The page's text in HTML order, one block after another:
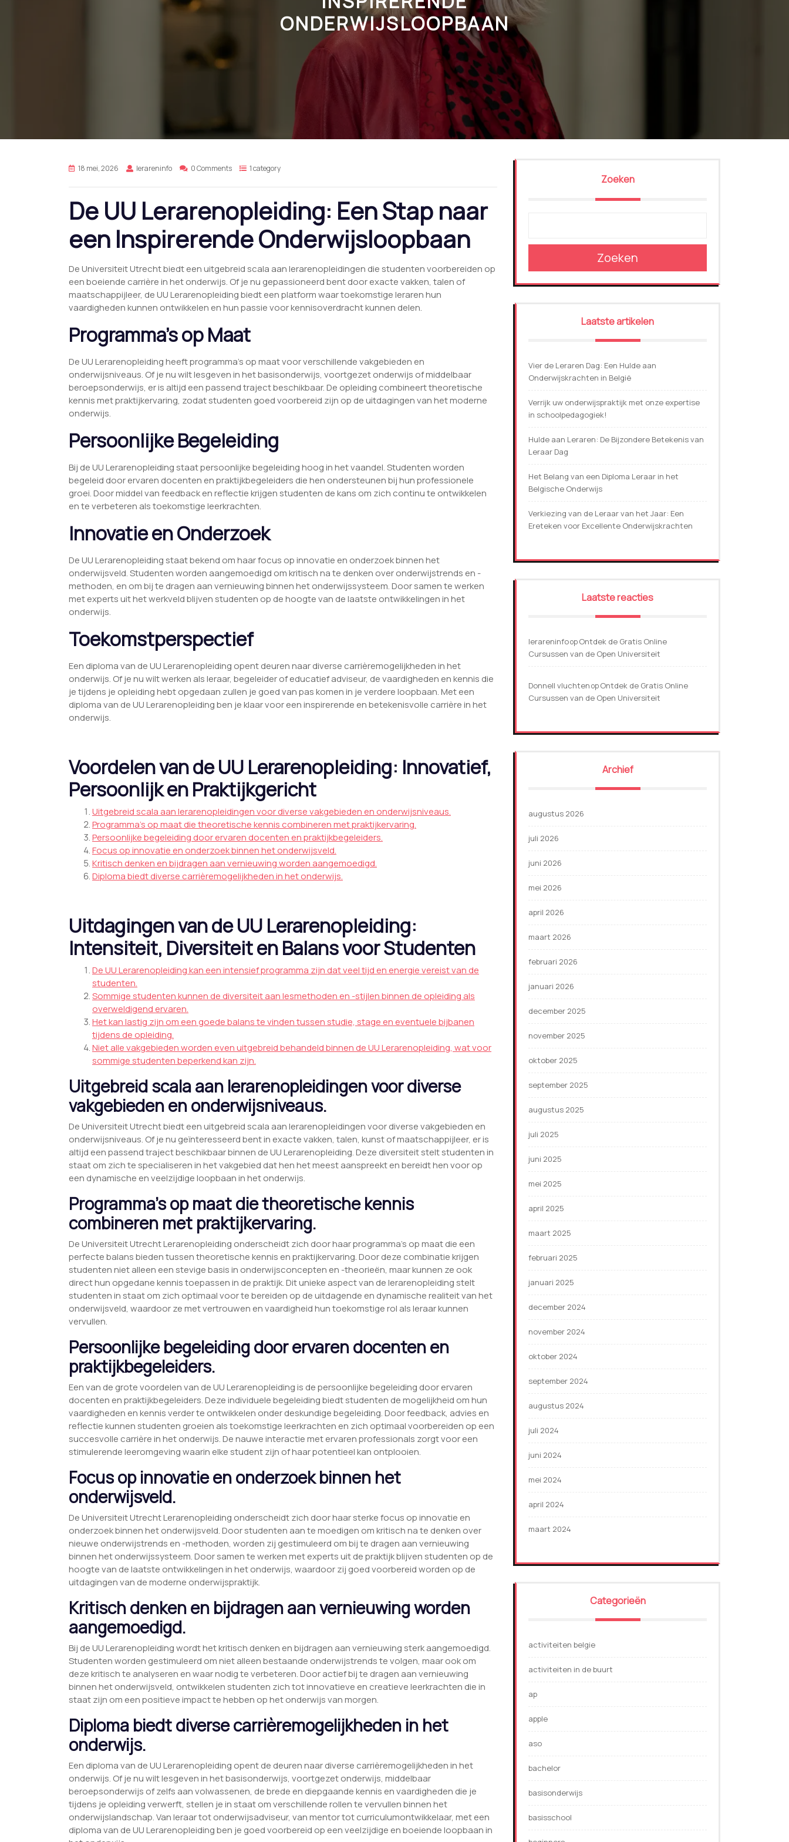
ONDERWIJSLOOPBAAN
18 mei, 2026 lerareninfo 0 Comments 1 category
De UU Lerarenopleiding: Een Stap naar
een Inspirerende Onderwijsloopbaan
De Universiteit Utrecht biedt een uitgebreid scala aan lerarenopleidingen die studenten voorbereiden op
een boeiende carrière in het onderwijs. Of je nu gepassioneerd bent door exacte vakken, talen of
maatschappijleer, de UU Lerarenopleiding biedt een platform waar toekomstige leraren hun
vaardigheden kunnen ontwikkelen en hun passie voor kennisoverdracht kunnen delen.
Programma’s op Maat
De UU Lerarenopleiding heeft programma’s op maat voor verschillende vakgebieden en
onderwijsniveaus. Of je nu wilt lesgeven in het basisonderwijs, voortgezet onderwijs of middelbaar
beroepsonderwijs, er is altijd een passend traject beschikbaar. De opleiding combineert theoretische
kennis met praktijkervaring, zodat studenten goed voorbereid zijn op de uitdagingen van het moderne
onderwijs.
Persoonlijke Begeleiding
Bij de UU Lerarenopleiding staat persoonlijke begeleiding hoog in het vaandel. Studenten worden
begeleid door ervaren docenten en praktijkbegeleiders die hen ondersteunen bij hun professionele
groei. Door middel van feedback en reflectie krijgen studenten de kans om zich continu te ontwikkelen
en te verbeteren als toekomstige leerkrachten.
Innovatie en Onderzoek
De UU Lerarenopleiding staat bekend om haar focus op innovatie en onderzoek binnen het
onderwijsveld. Studenten worden aangemoedigd om kritisch na te denken over onderwijstrends en -
methoden, en om bij te dragen aan vernieuwing binnen het onderwijssysteem. Door samen te werken
met experts uit het werkveld blijven studenten op de hoogte van de laatste ontwikkelingen in het
onderwijs.
Toekomstperspectief
Een diploma van de UU Lerarenopleiding opent deuren naar diverse carrièremogelijkheden in het
onderwijs. Of je nu wilt werken als leraar, begeleider of educatief adviseur, de vaardigheden en kennis die
je tijdens je opleiding hebt opgedaan zullen je goed van pas komen in je verdere loopbaan. Met een
diploma van de UU Lerarenopleiding ben je klaar voor een inspirerende en betekenisvolle carrière in het
onderwijs.
Voordelen van de UU Lerarenopleiding: Innovatief,
Persoonlijk en Praktijkgericht
Uitgebreid scala aan lerarenopleidingen voor diverse vakgebieden en onderwijsniveaus.
Programma’s op maat die theoretische kennis combineren met praktijkervaring.
Persoonlijke begeleiding door ervaren docenten en praktijkbegeleiders.
Focus op innovatie en onderzoek binnen het onderwijsveld.
Kritisch denken en bijdragen aan vernieuwing worden aangemoedigd.
Diploma biedt diverse carrièremogelijkheden in het onderwijs.
Uitdagingen van de UU Lerarenopleiding:
Intensiteit, Diversiteit en Balans voor Studenten
De UU Lerarenopleiding kan een intensief programma zijn dat veel tijd en energie vereist van de
studenten.
Sommige studenten kunnen de diversiteit aan lesmethoden en -stijlen binnen de opleiding als
overweldigend ervaren.
Het kan lastig zijn om een goede balans te vinden tussen studie, stage en eventuele bijbanen
tijdens de opleiding.
Niet alle vakgebieden worden even uitgebreid behandeld binnen de UU Lerarenopleiding, wat voor
sommige studenten beperkend kan zijn.
Uitgebreid scala aan lerarenopleidingen voor diverse
vakgebieden en onderwijsniveaus.
De Universiteit Utrecht biedt een uitgebreid scala aan lerarenopleidingen voor diverse vakgebieden en
onderwijsniveaus. Of je nu geïnteresseerd bent in exacte vakken, talen, kunst of maatschappijleer, er is
altijd een passend traject beschikbaar binnen de UU Lerarenopleiding. Deze diversiteit stelt studenten in
staat om zich te specialiseren in het vakgebied dat hen het meest aanspreekt en bereidt hen voor op
een dynamische en veelzijdige loopbaan in het onderwijs.
Programma’s op maat die theoretische kennis
combineren met praktijkervaring.
De Universiteit Utrecht Lerarenopleiding onderscheidt zich door haar programma’s op maat die een
perfecte balans bieden tussen theoretische kennis en praktijkervaring. Door deze combinatie krijgen
studenten niet alleen een stevige basis in onderwijsconcepten en -theorieën, maar kunnen ze ook
direct hun opgedane kennis toepassen in de praktijk. Dit unieke aspect van de lerarenopleiding stelt
studenten in staat om zich optimaal voor te bereiden op de uitdagende en dynamische realiteit van het
onderwijsveld, waardoor ze met vertrouwen en vaardigheid hun toekomstige rol als leraar kunnen
vervullen.
Persoonlijke begeleiding door ervaren docenten en
praktijkbegeleiders.
Een van de grote voordelen van de UU Lerarenopleiding is de persoonlijke begeleiding door ervaren
docenten en praktijkbegeleiders. Deze individuele begeleiding biedt studenten de mogelijkheid om hun
vaardigheden en kennis verder te ontwikkelen onder deskundige begeleiding. Door feedback, advies en
reflectie kunnen studenten groeien als toekomstige leerkrachten en zich optimaal voorbereiden op een
succesvolle carrière in het onderwijs. De nauwe interactie met ervaren professionals zorgt voor een
stimulerende leeromgeving waarin elke student zijn of haar potentieel kan ontplooien.
Focus op innovatie en onderzoek binnen het
onderwijsveld.
De Universiteit Utrecht Lerarenopleiding onderscheidt zich door haar sterke focus op innovatie en
onderzoek binnen het onderwijsveld. Door studenten aan te moedigen om kritisch na te denken over
nieuwe onderwijstrends en -methoden, worden zij gestimuleerd om bij te dragen aan vernieuwing
binnen het onderwijssysteem. Door samen te werken met experts uit de praktijk blijven studenten op de
hoogte van de laatste ontwikkelingen in het onderwijs, waardoor zij goed voorbereid worden op de
uitdagingen van de moderne onderwijspraktijk.
Kritisch denken en bijdragen aan vernieuwing worden
aangemoedigd.
Bij de UU Lerarenopleiding wordt het kritisch denken en bijdragen aan vernieuwing sterk aangemoedigd.
Studenten worden gestimuleerd om niet alleen bestaande onderwijstrends te volgen, maar ook om
deze kritisch te analyseren en waar nodig te verbeteren. Door actief bij te dragen aan vernieuwing
binnen het onderwijsveld, ontwikkelen studenten zich tot innovatieve en creatieve leerkrachten die in
staat zijn om een positieve impact te hebben op het onderwijs van morgen.
Diploma biedt diverse carrièremogelijkheden in het
onderwijs.
Een diploma van de UU Lerarenopleiding opent de deuren naar diverse carrièremogelijkheden in het
onderwijs. Of je nu wilt lesgeven in het basisonderwijs, voortgezet onderwijs, middelbaar
beroepsonderwijs of zelfs aan volwassenen, de brede en diepgaande kennis en vaardigheden die je
tijdens je opleiding verwerft, stellen je in staat om verschillende rollen te vervullen binnen het
onderwijslandschap. Van leraar tot onderwijsadviseur, van mentor tot curriculumontwikkelaar, met een
diploma van de UU Lerarenopleiding ben je goed voorbereid op een veelzijdige en boeiende loopbaan in
Zoeken
Zoeken
Laatste artikelen
Vier de Leraren Dag: Een Hulde aan
Onderwijskrachten in België
Verrijk uw onderwijspraktijk met onze expertise
in schoolpedagogiek!
Hulde aan Leraren: De Bijzondere Betekenis van
Leraar Dag
Het Belang van een Diploma Leraar in het
Belgische Onderwijs
Verkiezing van de Leraar van het Jaar: Een
Ereteken voor Excellente Onderwijskrachten
Laatste reacties
lerareninfoopOntdek de Gratis Online
Cursussen van de Open Universiteit
Donnell vluchtenopOntdek de Gratis Online
Cursussen van de Open Universiteit
Archief
augustus 2026
juli 2026
juni 2026
mei 2026
april 2026
maart 2026
februari 2026
januari 2026
december 2025
november 2025
oktober 2025
september 2025
augustus 2025
juli 2025
juni 2025
mei 2025
april 2025
maart 2025
februari 2025
januari 2025
december 2024
november 2024
oktober 2024
september 2024
augustus 2024
juli 2024
juni 2024
mei 2024
april 2024
maart 2024
Categorieën
activiteiten belgie
activiteiten in de buurt
ap
apple
aso
bachelor
basisonderwijs
basisschool